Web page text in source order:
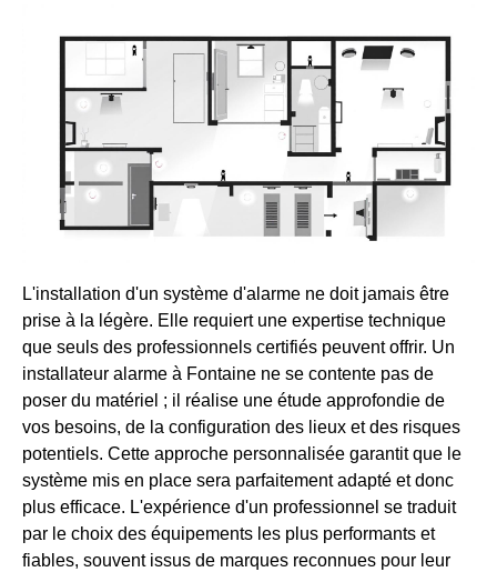
L'installation d'un système d'alarme ne doit jamais être
prise à la légère. Elle requiert une expertise technique
que seuls des professionnels certifiés peuvent offrir. Un
installateur alarme à Fontaine ne se contente pas de
poser du matériel ; il réalise une étude approfondie de
vos besoins, de la configuration des lieux et des risques
potentiels. Cette approche personnalisée garantit que le
système mis en place sera parfaitement adapté et donc
plus efficace. L'expérience d'un professionnel se traduit
par le choix des équipements les plus performants et
fiables, souvent issus de marques reconnues pour leur